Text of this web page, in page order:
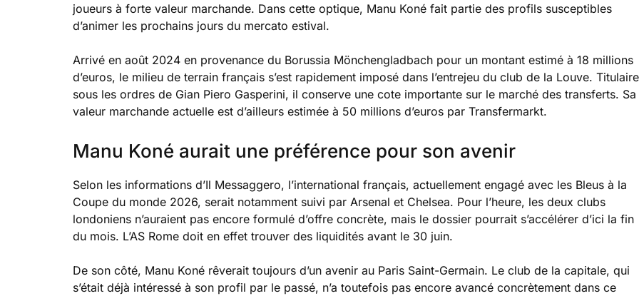
joueurs à forte valeur marchande. Dans cette optique, Manu Koné fait partie des profils susceptibles
d’animer les prochains jours du mercato estival.
Arrivé en août 2024 en provenance du Borussia Mönchengladbach pour un montant estimé à 18 millions
d’euros, le milieu de terrain français s’est rapidement imposé dans l’entrejeu du club de la Louve. Titulaire
sous les ordres de Gian Piero Gasperini, il conserve une cote importante sur le marché des transferts. Sa
valeur marchande actuelle est d’ailleurs estimée à 50 millions d’euros par Transfermarkt.
Manu Koné aurait une préférence pour son avenir
Selon les informations d’Il Messaggero, l’international français, actuellement engagé avec les Bleus à la
Coupe du monde 2026, serait notamment suivi par Arsenal et Chelsea. Pour l’heure, les deux clubs
londoniens n’auraient pas encore formulé d’offre concrète, mais le dossier pourrait s’accélérer d’ici la fin
du mois. L’AS Rome doit en effet trouver des liquidités avant le 30 juin.
De son côté, Manu Koné rêverait toujours d’un avenir au Paris Saint-Germain. Le club de la capitale, qui
s’était déjà intéressé à son profil par le passé, n’a toutefois pas encore avancé concrètement dans ce